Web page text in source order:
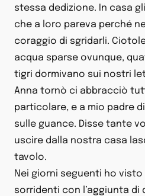
stessa dedizione. In casa
che a loro pareva perché
coraggio di sgridarli.
acqua sparse ovunque,
tigri dormivano sui nostri
Anna tornò ci abbracciò
particolare, e a mio padre
sulle guance. Disse tante
uscire dalla nostra casa
tavolo.
Nei giorni seguenti ho visto
sorridenti con l’aggiunta